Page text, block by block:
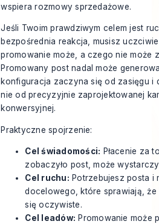
wspiera rozmowy sprzedażowe.
Jeśli Twoim prawdziwym celem jest
bezpośrednia reakcja, musisz
promowanie może, a czego nie może
Promowany post nadal może
konfiguracja zaczyna się od zasięgu i
nie od precyzyjnie zaprojektowanej
konwersyjnej.
Praktyczne spojrzenie:
Cel świadomości: Płacenie za
zobaczyło post, może
Cel ruchu: Potrzebujesz posta i
docelowego, które sprawiają, że
się oczywiste.
Cel leadów: Promowanie może